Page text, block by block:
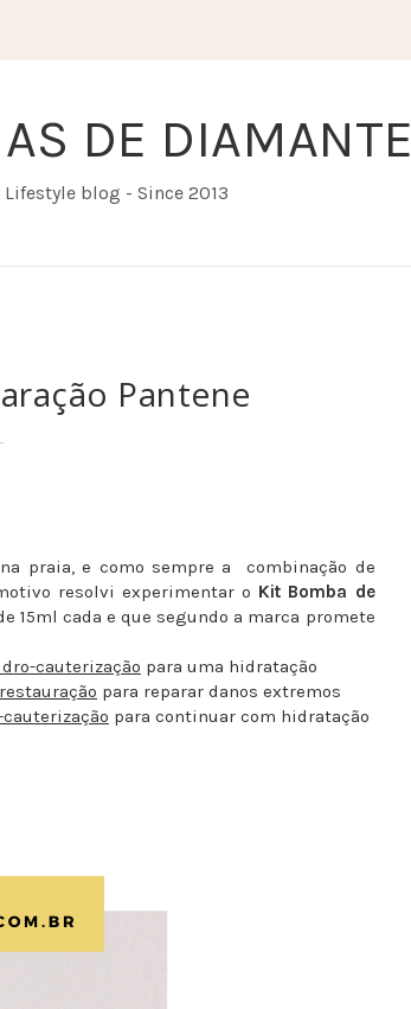
DE DIAMANTE
Lifestyle blog - Since 2013
Pantene
praia, e como sempre a combinação de
resolvi experimentar o Kit Bomba de
15ml cada e que segundo a marca promete
cauterização para uma hidratação
para reparar danos extremos
para continuar com hidratação